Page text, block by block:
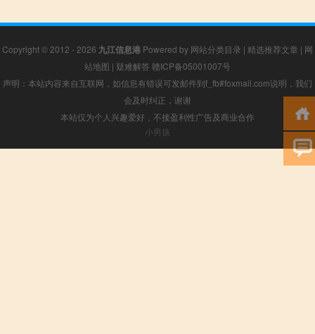
Copyright © 2012 - 2026 九江信息港 Powered by 网站分类目录 | 精选推荐文章 | 网
站地图 | 疑难解答 赣ICP备05001007号
声明：本站内容来自互联网，如信息有错误可发邮件到f_fb#foxmail.com说明，我们
会及时纠正，谢谢
本站仅为个人兴趣爱好，不接盈利性广告及商业合作
小男孩